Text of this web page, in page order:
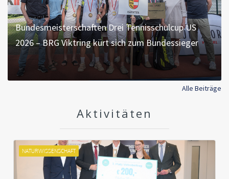
Bundesmeisterschaften Drei Tennisschulcup US
2026 – BRG Viktring kürt sich zum Bundessieger
Alle Beiträge
Aktivitäten
NATURWISSENSCHAFT